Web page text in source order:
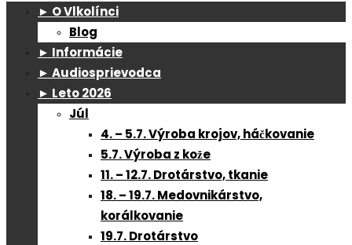
► O Vlkolínci
Blog
► Informácie
► Audiosprievodca
► Leto 2026
Júl
4. – 5.7. Výroba krojov, háčkovanie
5.7. Výroba z kože
11. – 12.7. Drotárstvo, tkanie
18. – 19.7. Medovnikárstvo,
korálkovanie
19.7. Drotárstvo